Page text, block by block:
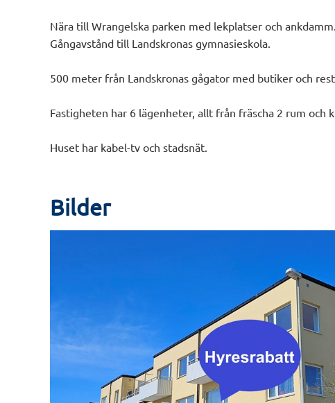
Nära till Wrangelska parken med lekplatser och ankdamm.
Gångavstånd till Landskronas gymnasieskola.
500 meter från Landskronas gågator med butiker och
Fastigheten har 6 lägenheter, allt från fräscha 2 rum och
Huset har kabel-tv och stadsnät.
Bilder